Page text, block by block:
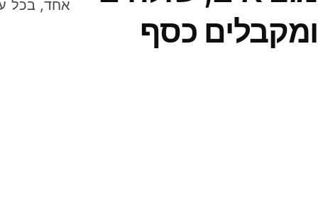
ומקבלים כסף
אחד, בכל